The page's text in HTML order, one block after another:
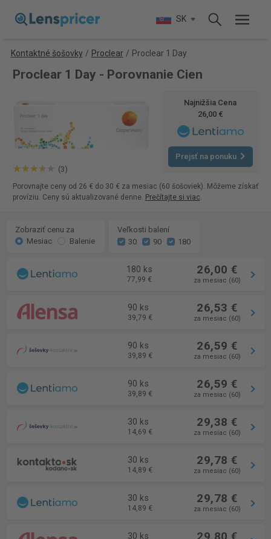
SK
Kontaktné šošovky / Proclear / Proclear 1 Day
Proclear 1 Day - Porovnanie Cien
(3)
Najnižšia Cena
26,00 €
Prejsť na ponuku
Porovnajte ceny od 26 € do 30 € za mesiac (60 šošoviek). Môžeme získať
províziu. Ceny sú aktualizované denne. Prečítajte si viac.
Zobraziť cenu za
Mesiac
Balenie
Veľkosti balení
30
90 180
180 ks
77,99 €
26,00 €
za mesiac (60)
90 ks
39,79 €
26,53 €
za mesiac (60)
90 ks
39,89 €
26,59 €
za mesiac (60)
90 ks
39,89 €
26,59 €
za mesiac (60)
30 ks
14,69 €
29,38 €
za mesiac (60)
30 ks
14,89 €
29,78 €
za mesiac (60)
30 ks
14,89 €
29,78 €
za mesiac (60)
30 ks